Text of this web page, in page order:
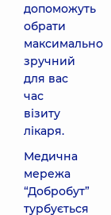
допоможуть
обрати
максимально
зручний
для вас
час
візиту
лікаря.
Медична
мережа
“Добробут”
турбується